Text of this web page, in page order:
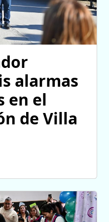
alarmas
en el
de Villa